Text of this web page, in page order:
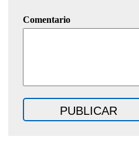
Comentario